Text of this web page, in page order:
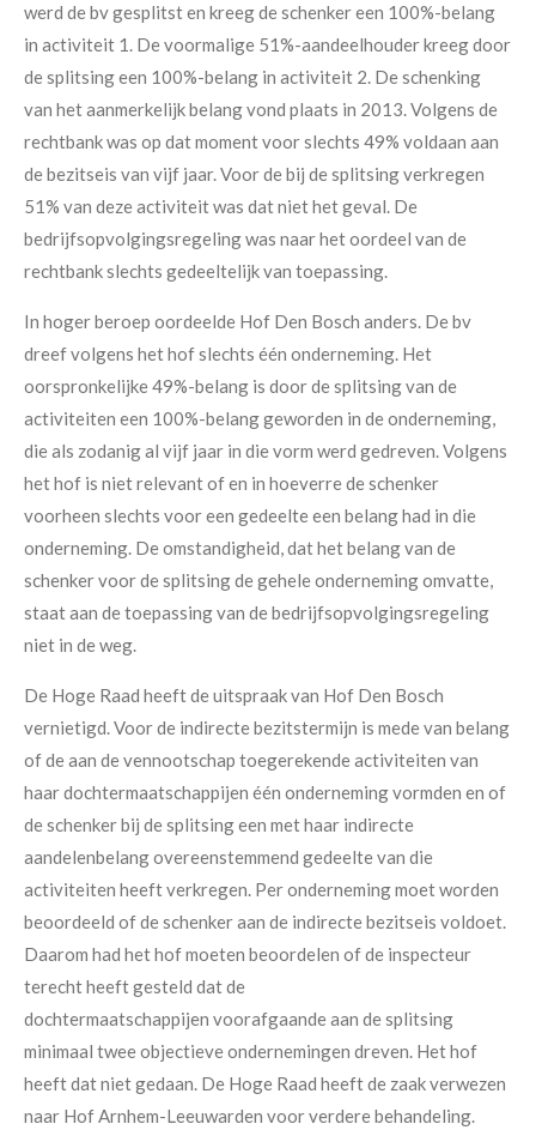
werd de bv gesplitst en kreeg de schenker een 100%-belang
in activiteit 1. De voormalige 51%-aandeelhouder kreeg door
de splitsing een 100%-belang in activiteit 2. De schenking
van het aanmerkelijk belang vond plaats in 2013. Volgens de
rechtbank was op dat moment voor slechts 49% voldaan aan
de bezitseis van vijf jaar. Voor de bij de splitsing verkregen
51% van deze activiteit was dat niet het geval. De
bedrijfsopvolgingsregeling was naar het oordeel van de
rechtbank slechts gedeeltelijk van toepassing.
In hoger beroep oordeelde Hof Den Bosch anders. De bv
dreef volgens het hof slechts één onderneming. Het
oorspronkelijke 49%-belang is door de splitsing van de
activiteiten een 100%-belang geworden in de onderneming,
die als zodanig al vijf jaar in die vorm werd gedreven. Volgens
het hof is niet relevant of en in hoeverre de schenker
voorheen slechts voor een gedeelte een belang had in die
onderneming. De omstandigheid, dat het belang van de
schenker voor de splitsing de gehele onderneming omvatte,
staat aan de toepassing van de bedrijfsopvolgingsregeling
niet in de weg.
De Hoge Raad heeft de uitspraak van Hof Den Bosch
vernietigd. Voor de indirecte bezitstermijn is mede van belang
of de aan de vennootschap toegerekende activiteiten van
haar dochtermaatschappijen één onderneming vormden en of
de schenker bij de splitsing een met haar indirecte
aandelenbelang overeenstemmend gedeelte van die
activiteiten heeft verkregen. Per onderneming moet worden
beoordeeld of de schenker aan de indirecte bezitseis voldoet.
Daarom had het hof moeten beoordelen of de inspecteur
terecht heeft gesteld dat de
dochtermaatschappijen voorafgaande aan de splitsing
minimaal twee objectieve ondernemingen dreven. Het hof
heeft dat niet gedaan. De Hoge Raad heeft de zaak verwezen
naar Hof Arnhem-Leeuwarden voor verdere behandeling.